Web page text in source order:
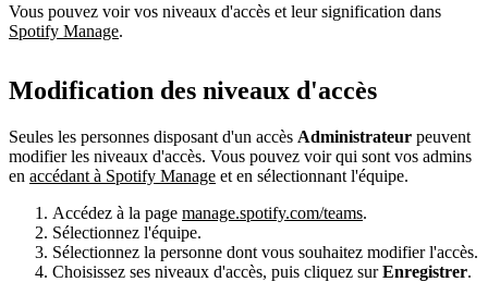
Vous pouvez voir vos niveaux d'accès et leur signification dans
Spotify Manage.
Modification des niveaux d'accès
Seules les personnes disposant d'un accès Administrateur peuvent
modifier les niveaux d'accès. Vous pouvez voir qui sont vos admins
en accédant à Spotify Manage et en sélectionnant l'équipe.
Accédez à la page manage.spotify.com/teams.
Sélectionnez l'équipe.
Sélectionnez la personne dont vous souhaitez modifier l'accès.
Choisissez ses niveaux d'accès, puis cliquez surEnregistrer.